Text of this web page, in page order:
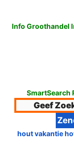
Info Groothandel
SmartSearch
hout vakantie